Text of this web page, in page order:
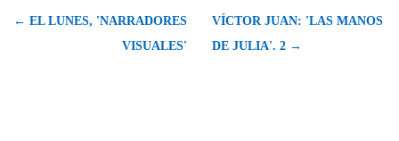
← EL LUNES, 'NARRADORES
VISUALES'
VÍCTOR JUAN: 'LAS MANOS
DE JULIA'. 2 →